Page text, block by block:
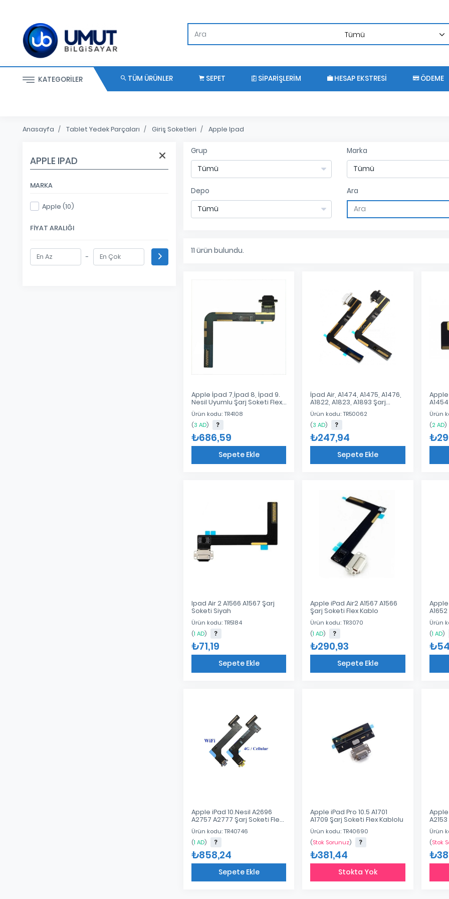
KATEGORILER TÜM ÜRÜNLER SEPET SIPARIŞLERIM HESAP EKSTRESI ÖDEME
Anasayfa Tablet Yedek Parçaları Giriş Soketleri Apple Ipad
APPLE IPAD
MARKA
Apple (10)
FIYAT ARALIĞI
-
Grup Marka
Depo Ara
11 ürün bulundu.
Apple İpad 7,İpad 8, İpad 9.
Nesil Uyumlu Şarj Soketi Flex
Kablo
Ürün kodu: TR4108
(3 AD)
₺686,59
Sepete Ekle
İpad Air, A1474, A1475, A1476,
A1822, A1823, A1893 Şarj
Soket
Ürün kodu: TR50062
(3 AD)
₺247,94
Sepete Ekle
Apple
Ürün
(2 AD)
Ipad Air 2 A1566 A1567 Şarj
Soketi Siyah
Ürün kodu: TR5184
(1 AD)
₺71,19
Sepete Ekle
Apple iPad Air2 A1567 A1566
Şarj Soketi Flex Kablo
Ürün kodu: TR3070
(1 AD)
₺290,93
Sepete Ekle
Apple
Ürün
(1 AD)
Apple iPad 10.Nesil A2696
A2757 A2777 Şarj Soketi Flex
Kablo
Ürün kodu: TR40746
(1 AD)
₺858,24
Sepete Ekle
Apple iPad Pro 10.5 A1701
A1709 Şarj Soketi Flex Kablolu
Ürün kodu: TR40690
(Stok Sorunuz)
₺381,44
Stokta Yok
Apple
Kablolu
Ürün
(Stok